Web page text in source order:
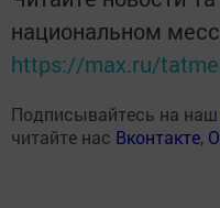
национальном
https://max.ru/
Подписывайтесь на наш
читайте нас Вконтакте,